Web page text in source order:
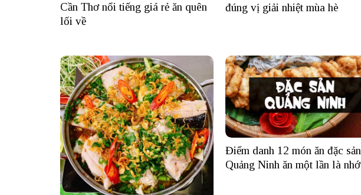
Cần Thơ nổi tiếng giá rẻ ăn quên
lối về
đúng vị giải nhiệt mùa hè
Điểm danh 12 món ăn đặc sản
Quảng Ninh ăn một lần là nhớ